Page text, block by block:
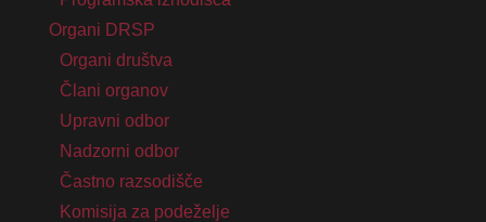
Organi DRSP
Organi društva
Člani organov
Upravni odbor
Nadzorni odbor
Častno razsodišče
Komisija za podeželje